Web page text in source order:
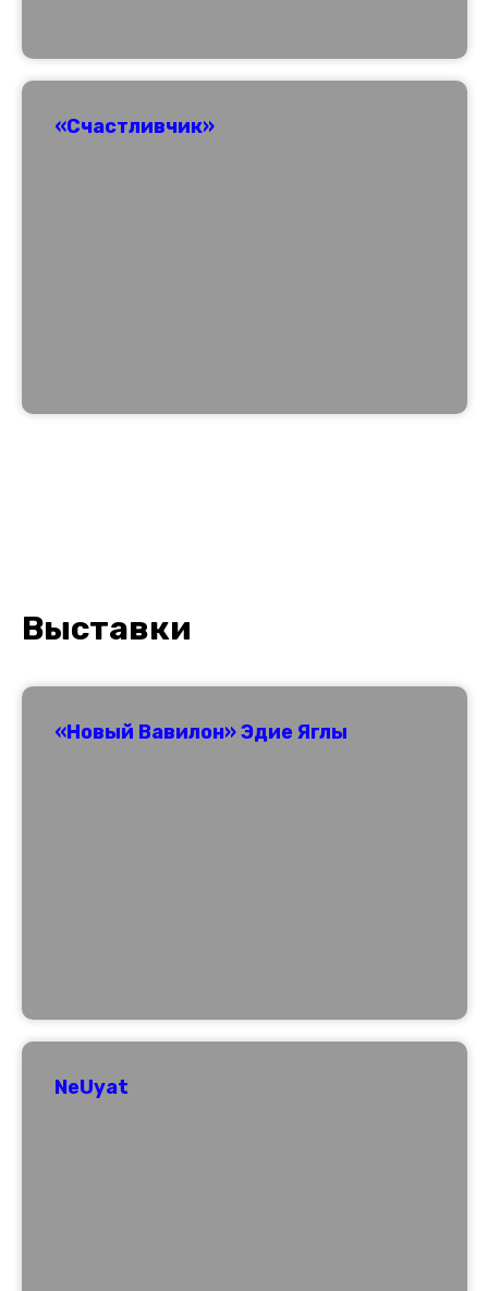
«Счастливчик»
Выставки
«Новый Вавилон» Эдие Яглы
NeUyat